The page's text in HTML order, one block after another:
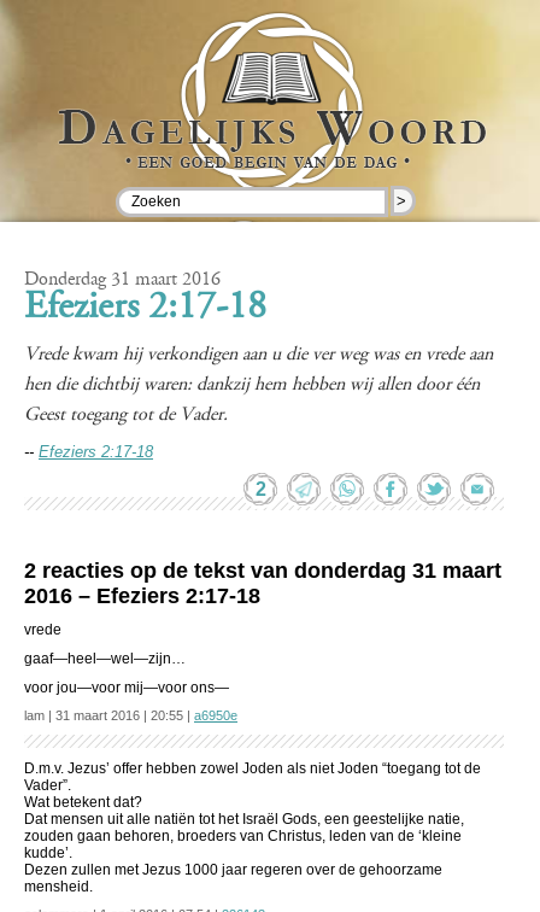
>
Donderdag 31 maart 2016
Efeziers 2:17-18
Vrede kwam hij verkondigen aan u die ver weg was en vrede aan
hen die dichtbij waren: dankzij hem hebben wij allen door één
Geest toegang tot de Vader.
-- Efeziers 2:17-18
2
2 reacties op de tekst van donderdag 31 maart
2016 – Efeziers 2:17-18
vrede
gaaf—heel—wel—zijn…
voor jou—voor mij—voor ons—
lam | 31 maart 2016 | 20:55 | a6950e
D.m.v. Jezus’ offer hebben zowel Joden als niet Joden “toegang tot de
Vader”.
Wat betekent dat?
Dat mensen uit alle natiën tot het Israël Gods, een geestelijke natie,
zouden gaan behoren, broeders van Christus, leden van de ‘kleine
kudde’.
Dezen zullen met Jezus 1000 jaar regeren over de gehoorzame
mensheid.